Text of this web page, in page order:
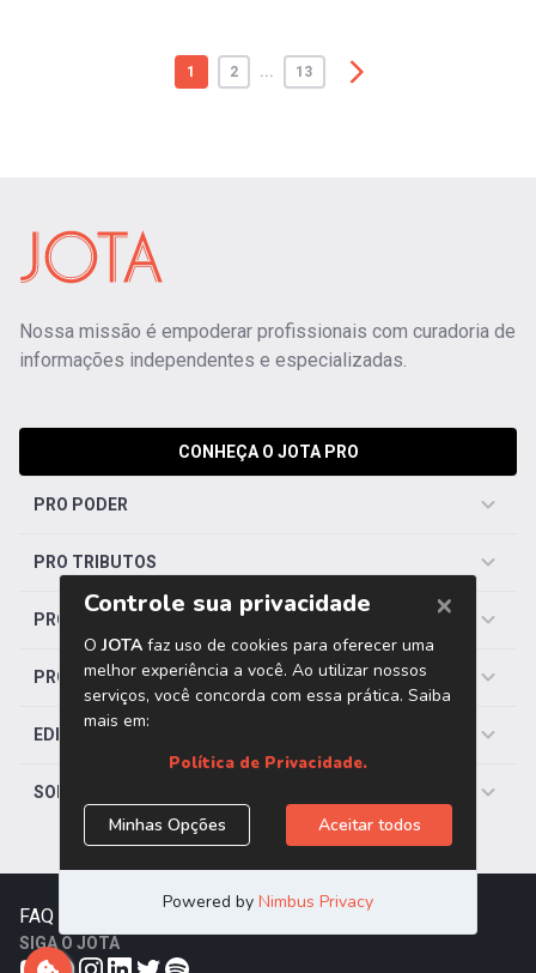
1 2 ... 13
Nossa missão é empoderar profissionais com curadoria de
informações independentes e especializadas.
CONHEÇA O JOTA PRO
PRO PODER
PRO TRIBUTOS
PRO TRABALHISTA
PRO SAÚDE
EDITORIAS
SOBRE O JOTA
FAQ Trabalhe Conosco
SIGA O JOTA